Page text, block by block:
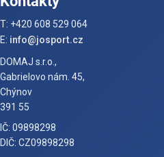
T: +420 608 529 064
E: info@josport.cz
DOMAJ s.r.o.,
Gabrielovo nám. 45,
Chýnov
391 55
IČ: 09898298
DIČ: CZ09898298